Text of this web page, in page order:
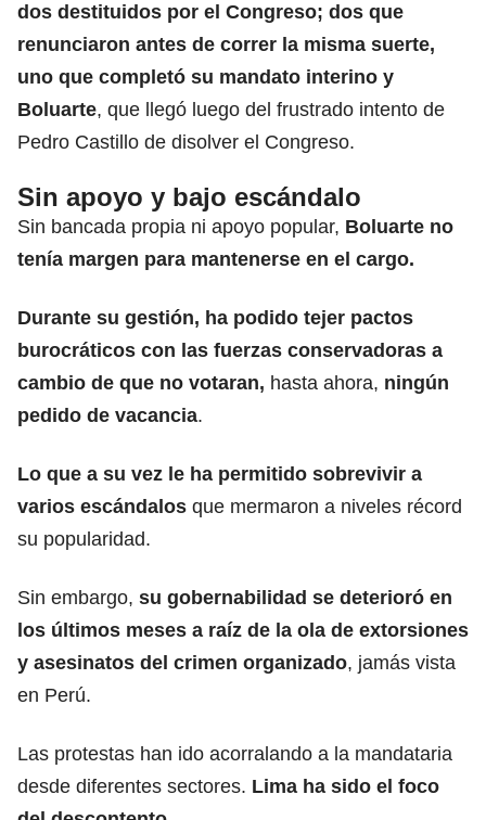
dos destituidos por el Congreso; dos que
renunciaron antes de correr la misma suerte,
uno que completó su mandato interino y
Boluarte, que llegó luego del frustrado intento de
Pedro Castillo de disolver el Congreso.
Sin apoyo y bajo escándalo
Sin bancada propia ni apoyo popular, Boluarte no
tenía margen para mantenerse en el cargo.
Durante su gestión, ha podido tejer pactos
burocráticos con las fuerzas conservadoras a
cambio de que no votaran, hasta ahora, ningún
pedido de vacancia.
Lo que a su vez le ha permitido sobrevivir a
varios escándalos que mermaron a niveles récord
su popularidad.
Sin embargo, su gobernabilidad se deterioró en
los últimos meses a raíz de la ola de extorsiones
y asesinatos del crimen organizado, jamás vista
en Perú.
Las protestas han ido acorralando a la mandataria
desde diferentes sectores. Lima ha sido el foco